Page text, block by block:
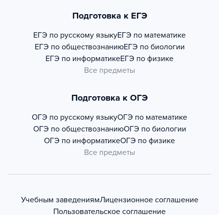
Подготовка к ЕГЭ
ЕГЭ по русскому языкуЕГЭ по математике
ЕГЭ по обществознаниюЕГЭ по биологии
ЕГЭ по информатикеЕГЭ по физике
Все предметы
Подготовка к ОГЭ
ОГЭ по русскому языкуОГЭ по математике
ОГЭ по обществознаниюОГЭ по биологии
ОГЭ по информатикеОГЭ по физике
Все предметы
Учебным заведениямЛицензионное соглашение
Пользовательское соглашение